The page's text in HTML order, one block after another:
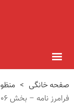
صفحه خانگی >